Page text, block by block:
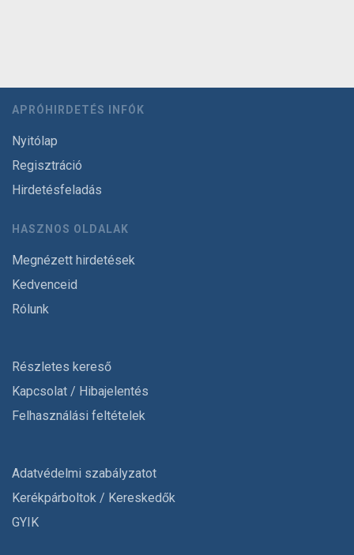
APRÓHIRDETÉS INFÓK
Nyitólap
Regisztráció
Hirdetésfeladás
HASZNOS OLDALAK
Megnézett hirdetések
Kedvenceid
Rólunk
Részletes kereső
Kapcsolat / Hibajelentés
Felhasználási feltételek
Adatvédelmi szabályzatot
Kerékpárboltok / Kereskedők
GYIK